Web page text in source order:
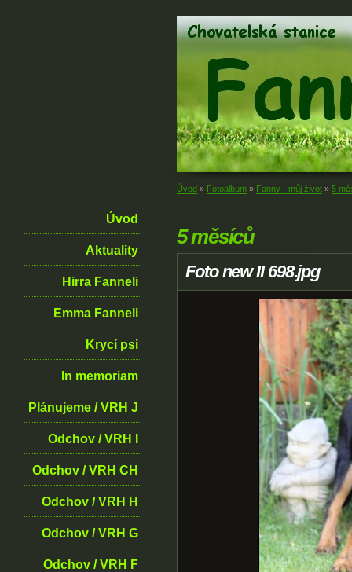
Úvod
Aktuality
Hirra Fanneli
Emma Fanneli
Krycí psi
In memoriam
Plánujeme / VRH J
Odchov / VRH I
Odchov / VRH CH
Odchov / VRH H
Odchov / VRH G
Odchov / VRH F
Úvod » Fotoalbum » Fanny - můj život » 5
5 měsíců
Foto new II 698.jpg